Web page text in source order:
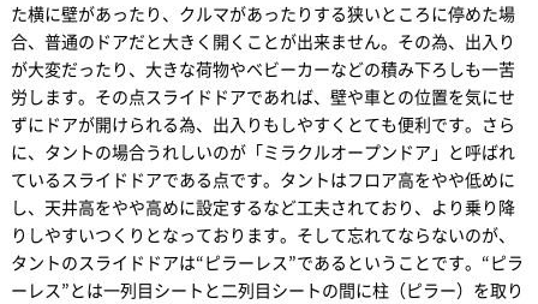
た横に壁があったり、クルマがあったりする狭いところに停めた場
合、普通のドアだと大きく開くことが出来ません。その為、出入り
が大変だったり、大きな荷物やベビーカーなどの積み下ろしも一苦
労します。その点スライドドアであれば、壁や車との位置を気にせ
ずにドアが開けられる為、出入りもしやすくとても便利です。さら
に、タントの場合うれしいのが「ミラクルオープンドア」と呼ばれ
ているスライドドアである点です。タントはフロア高をやや低めに
し、天井高をやや高めに設定するなど工夫されており、より乗り降
りしやすいつくりとなっております。そして忘れてならないのが、
タントのスライドドアは“ピラーレス”であるということです。“ピラ
ーレス”とは一列目シートと二列目シートの間に柱（ピラー）を取り